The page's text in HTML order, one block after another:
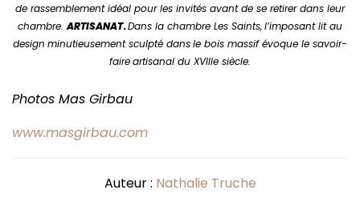
de rassemblement idéal pour les invités avant de se retirer dans leur
chambre. ARTISANAT.Dans la chambre Les Saints,l’imposant lit au
design minutieusement sculpté dansle bois massif évoque le savoir-
faireartisanal du XVIIIe siècle.
Photos Mas Girbau
www.masgirbau.com
Auteur : Nathalie Truche